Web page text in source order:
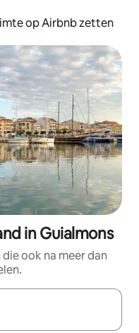
op Airbnb zetten
in Guialmons
ook na meer dan
zijn, maak je een keuze